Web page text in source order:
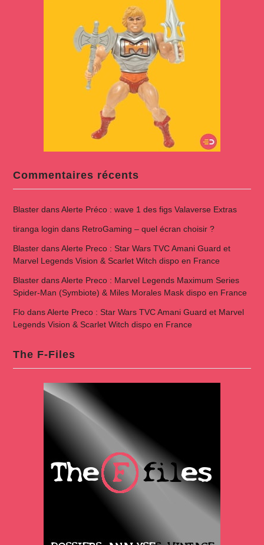
Commentaires récents
BlasterdansAlerte Préco : wave 1 des figs Valaverse Extras
tiranga login dans RetroGaming – quel écran choisir ?
BlasterdansAlerte Preco : Star Wars TVC Amani Guard et
Marvel Legends Vision & Scarlet Witch dispo en France
BlasterdansAlerte Preco : Marvel Legends Maximum Series
Spider-Man (Symbiote) & Miles Morales Mask dispo en France
FlodansAlerte Preco : Star Wars TVC Amani Guard et Marvel
Legends Vision & Scarlet Witch dispo en France
The F-Files